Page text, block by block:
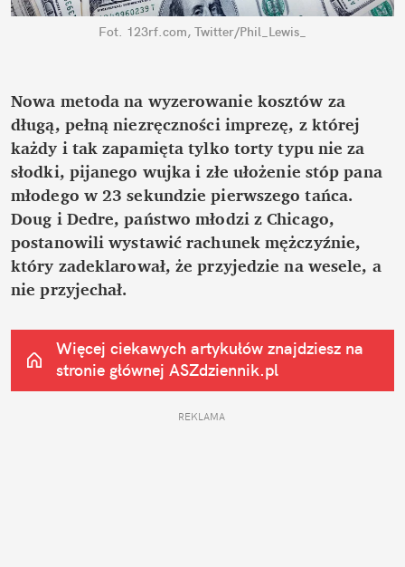
Fot. 123rf.com, Twitter/Phil_Lewis_
Nowa metoda na wyzerowanie kosztów za
długą, pełną niezręczności imprezę, z której
każdy i tak zapamięta tylko torty typu nie za
słodki, pijanego wujka i złe ułożenie stóp pana
młodego w 23 sekundzie pierwszego tańca.
Doug i Dedre, państwo młodzi z Chicago,
postanowili wystawić rachunek mężczyźnie,
który zadeklarował, że przyjedzie na wesele, a
nie przyjechał.
Więcej ciekawych artykułów znajdziesz na
stronie głównej ASZdziennik.pl
REKLAMA